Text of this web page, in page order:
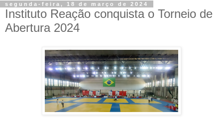
segunda-feira, 18 de março de 2024
Instituto Reação conquista o Torneio de
Abertura 2024